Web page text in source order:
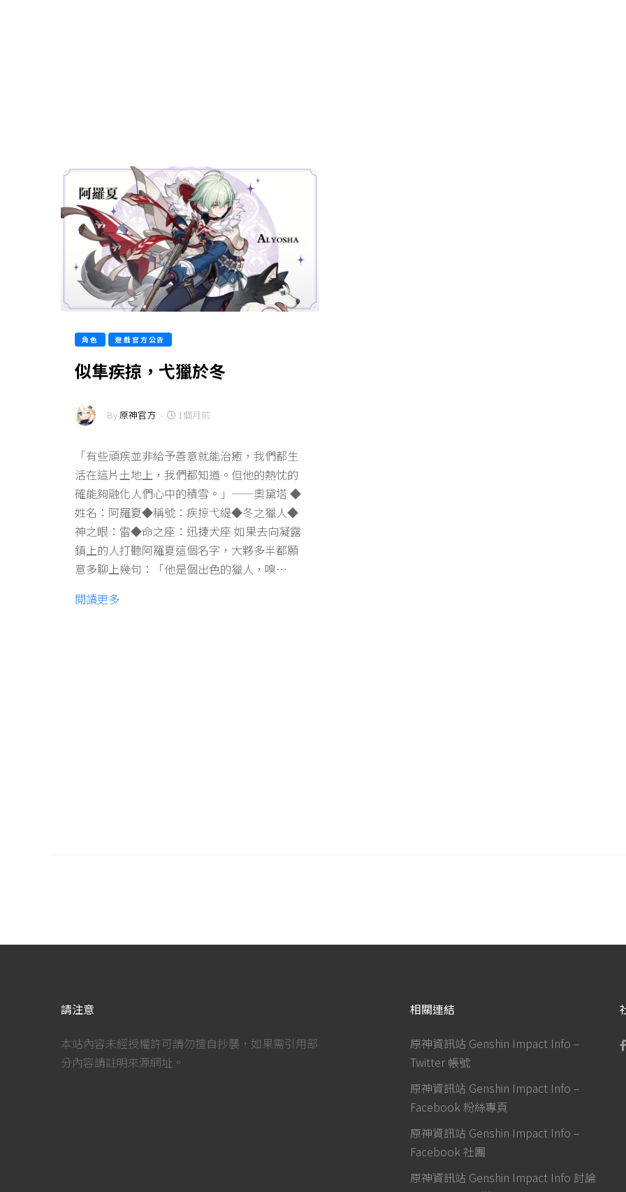
角色 遊戲官方公告
似隼疾掠，弋獵於冬
By原神官方 - 1個月前
「有些頑疾並非給予善意就能治癒，我們都生
活在這片土地上，我們都知道。但他的熱忱的
確能夠融化人們心中的積雪。」——奧黛塔 ◆
姓名：阿羅夏◆稱號：疾掠弋緹◆冬之獵人◆
神之眼：雷◆命之座：迅捷犬座 如果去向凝露
鎮上的人打聽阿羅夏這個名字，大夥多半都願
意多聊上幾句：「他是個出色的獵人，嗅…
閱讀更多
請注意
本站內容未經授權許可請勿擅自抄襲，如果需引用部
分內容請註明來源網址。
相關連結
原神資訊站 Genshin Impact Info –
Twitter 帳號
原神資訊站 Genshin Impact Info –
Facebook 粉絲專頁
原神資訊站 Genshin Impact Info –
Facebook 社團
原神資訊站 Genshin Impact Info 討論